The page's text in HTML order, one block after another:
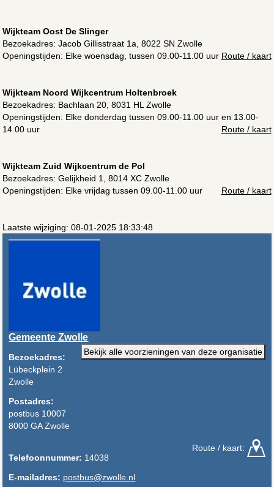
Wijkteam Oost De Slinger
Bezoekadres:Jacob Gillisstraat 1a, 8022 SN Zwolle
Openingstijden: Elke woensdag, tussen 09.00-11.00 uur Route / kaart
Wijkteam Noord Wijkcentrum Holtenbroek
Bezoekadres: Bachlaan 20, 8031 HL Zwolle
Openingstijden: Elke donderdag tussen 09.00-11.00 uur en 13.00-
14.00 uur
Route / kaart
Wijkteam Zuid Wijkcentrum de Pol
Bezoekadres:Gelijkheid 1, 8014 XC Zwolle
Openingstijden: Elke vrijdag tussen 09.00-11.00 uur
Route / kaart
Laatste wijziging: 08-01-2025 18:33:48
Gemeente Zwolle
Bekijk alle voorzieningen van deze organisatie
Bezoekadres:
Lübeckplein 2
Zwolle
Postadres:
postbus 10007
8000 GA Zwolle
Route / kaart:
Telefoonnummer: 14038
E-mailadres: postbus@zwolle.nl